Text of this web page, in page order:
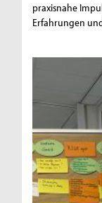
praxisnahe
Erfahrungen